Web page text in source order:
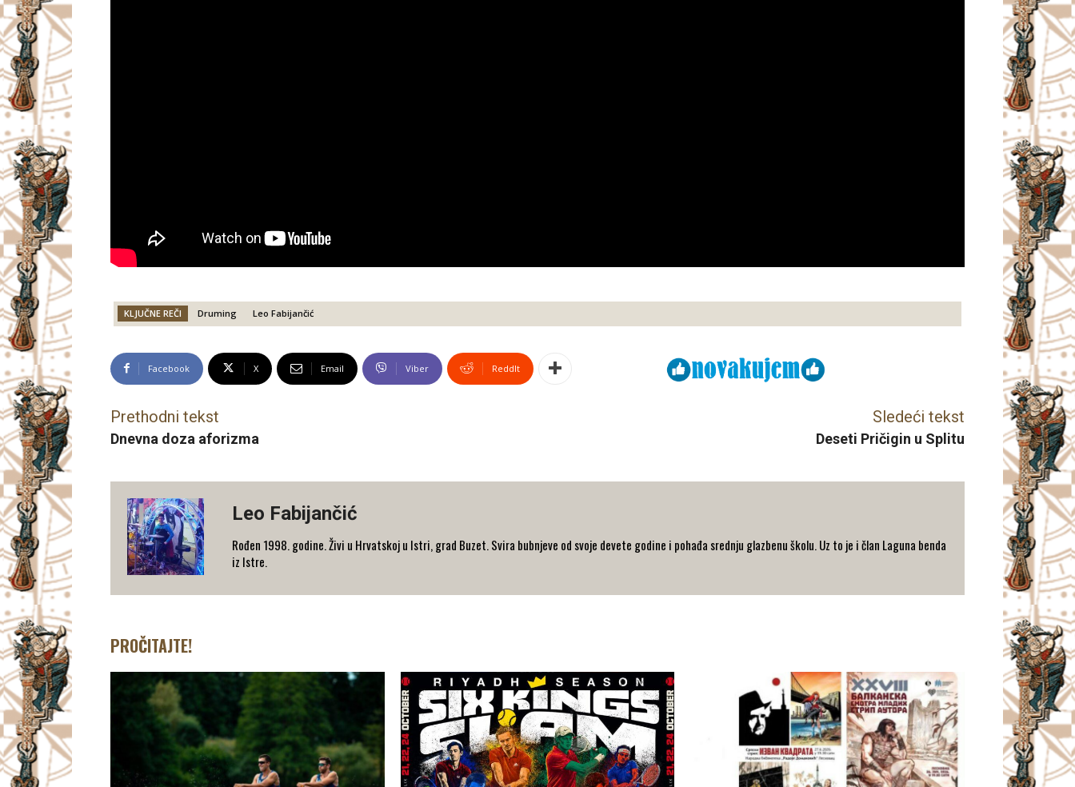
KLJUČNE REČI Druming Leo Fabijančić
Facebook X Email Viber ReddIt
Prethodni tekst
Dnevna doza aforizma
Sledeći tekst
Deseti Pričigin u Splitu
Leo Fabijančić
Rođen 1998. godine. Živi u Hrvatskoj u Istri, grad Buzet. Svira bubnjeve od svoje devete godine i pohađa srednju glazbenu školu. Uz to je i član Laguna benda
iz Istre.
PROČITAJTE!